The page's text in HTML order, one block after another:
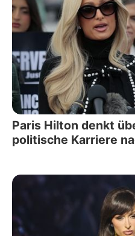
Paris Hilton denkt
politische Karriere